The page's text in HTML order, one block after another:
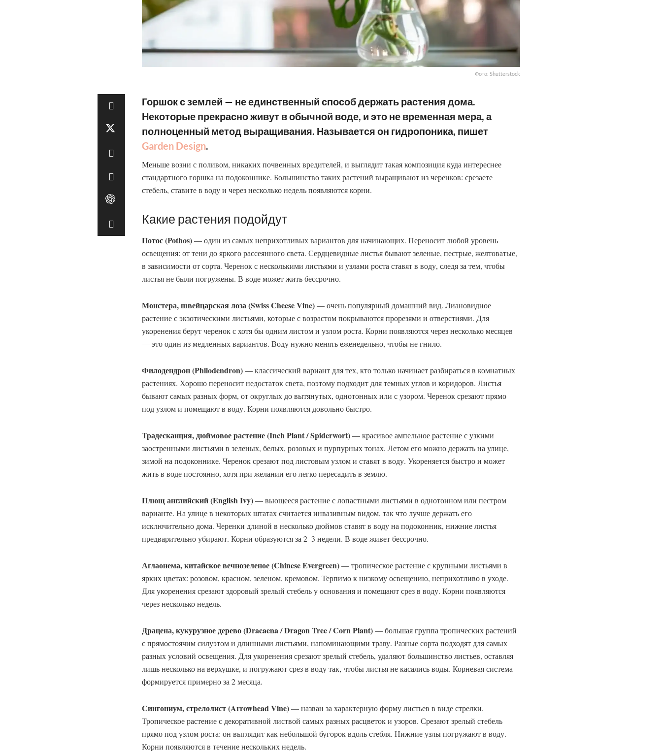
Фото: Shutterstock
Горшок с землей — не единственный способ держать растения дома.
Некоторые прекрасно живут в обычной воде, и это не временная мера, а
полноценный метод выращивания. Называется он гидропоника, пишет
Garden Design.
Меньше возни с поливом, никаких почвенных вредителей, и выглядит такая композиция куда интереснее
стандартного горшка на подоконнике. Большинство таких растений выращивают из черенков: срезаете
стебель, ставите в воду и через несколько недель появляются корни.
Какие растения подойдут
Потос (Pothos)— один из самых неприхотливых вариантов для начинающих. Переносит любой уровень
освещения: от тени до яркого рассеянного света. Сердцевидные листья бывают зеленые, пестрые, желтоватые,
в зависимости от сорта. Черенок с несколькими листьями и узлами роста ставят в воду, следя за тем, чтобы
листья не были погружены. В воде может жить бессрочно.
Монстера, швейцарская лоза (Swiss Cheese Vine)— очень популярный домашний вид. Лиановидное
растение с экзотическими листьями, которые с возрастом покрываются прорезями и отверстиями. Для
укоренения берут черенок с хотя бы одним листом и узлом роста. Корни появляются через несколько месяцев
— это один из медленных вариантов. Воду нужно менять еженедельно, чтобы не гнило.
Филодендрон (Philodendron)— классический вариант для тех, кто только начинает разбираться в комнатных
растениях. Хорошо переносит недостаток света, поэтому подходит для темных углов и коридоров. Листья
бывают самых разных форм, от округлых до вытянутых, однотонных или с узором. Черенок срезают прямо
под узлом и помещают в воду. Корни появляются довольно быстро.
Традесканция, дюймовое растение (Inch Plant / Spiderwort)— красивое ампельное растение с узкими
заостренными листьями в зеленых, белых, розовых и пурпурных тонах. Летом его можно держать на улице,
зимой на подоконнике. Черенок срезают под листовым узлом и ставят в воду. Укореняется быстро и может
жить в воде постоянно, хотя при желании его легко пересадить в землю.
Плющ английский (English Ivy)— вьющееся растение с лопастными листьями в однотонном или пестром
варианте. На улице в некоторых штатах считается инвазивным видом, так что лучше держать его
исключительно дома. Черенки длиной в несколько дюймов ставят в воду на подоконник, нижние листья
предварительно убирают. Корни образуются за 2–3 недели. В воде живет бессрочно.
Аглаонема, китайское вечнозеленое (Chinese Evergreen)— тропическое растение с крупными листьями в
ярких цветах: розовом, красном, зеленом, кремовом. Терпимо к низкому освещению, неприхотливо в уходе.
Для укоренения срезают здоровый зрелый стебель у основания и помещают срез в воду. Корни появляются
через несколько недель.
Драцена, кукурузное дерево (Dracaena / Dragon Tree / Corn Plant)— большая группа тропических растений
с прямостоячим силуэтом и длинными листьями, напоминающими траву. Разные сорта подходят для самых
разных условий освещения. Для укоренения срезают зрелый стебель, удаляют большинство листьев, оставляя
лишь несколько на верхушке, и погружают срез в воду так, чтобы листья не касались воды. Корневая система
формируется примерно за 2 месяца.
Сингониум, стрелолист (Arrowhead Vine)— назван за характерную форму листьев в виде стрелки.
Тропическое растение с декоративной листвой самых разных расцветок и узоров. Срезают зрелый стебель
прямо под узлом роста: он выглядит как небольшой бугорок вдоль стебля. Нижние узлы погружают в воду.
Корни появляются в течение нескольких недель.